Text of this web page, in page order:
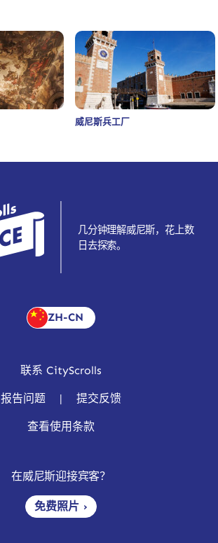
威尼斯兵工厂
几分钟理解威尼斯，花上数
日去探索。
ZH-CN
联系 CityScrolls
报告问题 | 提交反馈
查看使用条款
在威尼斯迎接宾客？
免费照片 ›